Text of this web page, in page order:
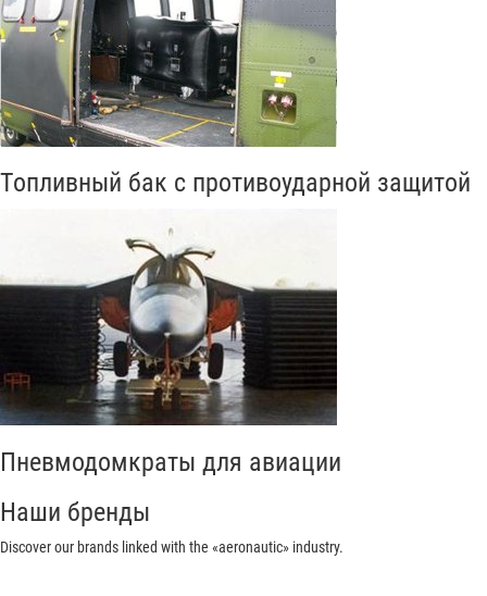
Топливный бак с противоударной защитой
Пневмодомкраты для авиации
Наши бренды
Discover our brands linked with the «aeronautic» industry.